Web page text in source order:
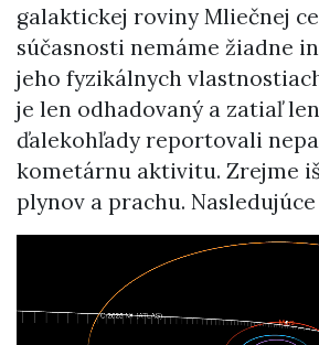
galaktickej roviny Mliečnej
súčasnosti nemáme žiadne
jeho fyzikálnych
je len odhadovaný a zatiaľ
ďalekohľady reportovali
kometárnu aktivitu. Zrejme
plynov a prachu.